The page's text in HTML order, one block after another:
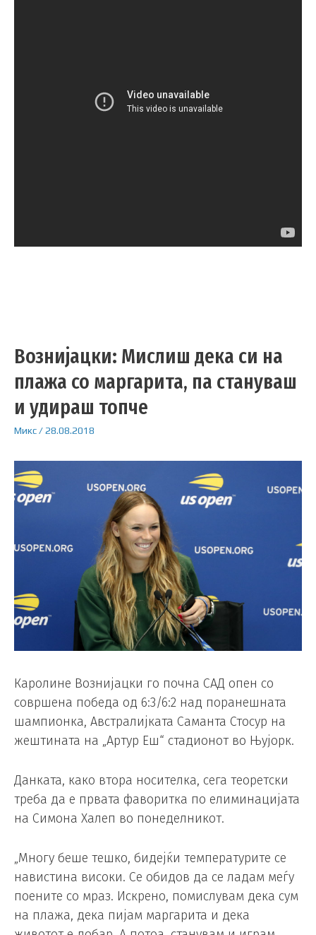
Вознијацки: Мислиш дека си на
плажа со маргарита, па стануваш
и удираш топче
Микс/28.08.2018
Каролине Вознијацки го почна САД опен со
совршена победа од 6:3/6:2 над поранешната
шампионка, Австралијката Саманта Стосур на
жештината на „Артур Еш“ стадионот во Њујорк.
Данката, како втора носителка, сега теоретски
треба да е првата фаворитка по елиминацијата
на Симона Халеп во понеделникот.
„Многу беше тешко, бидејќи температурите се
навистина високи. Се обидов да се ладам меѓу
поените со мраз. Искрено, помислувам дека сум
на плажа, дека пијам маргарита и дека